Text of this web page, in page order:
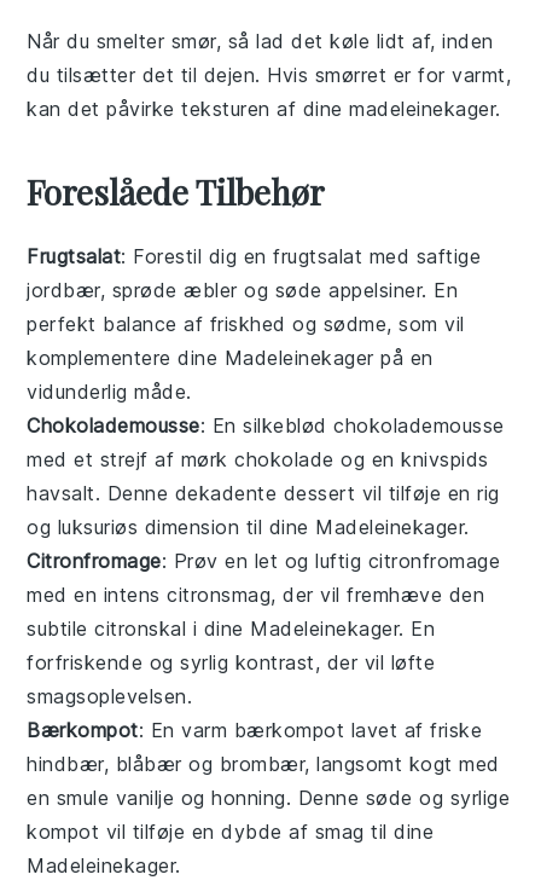
Når du smelter smør, så lad det køle lidt af, inden
du tilsætter det til dejen. Hvis smørret er for varmt,
kan det påvirke teksturen af dinemadeleinekager.
Foreslåede Tilbehør
Frugtsalat: Forestil dig enfrugtsalat med saftige
jordbær, sprødeæbler og sødeappelsiner. En
perfekt balance af friskhed og sødme, som vil
komplementere dine Madeleinekager på en
vidunderlig måde.
Chokolademousse: En silkeblødchokolademousse
med et strejf af mørk chokolade og en knivspids
havsalt. Denne dekadente dessert vil tilføje en rig
og luksuriøs dimension til dine Madeleinekager.
Citronfromage: Prøv en let og luftig citronfromage
med en intenscitronsmag, der vil fremhæve den
subtilecitronskal i dine Madeleinekager. En
forfriskende og syrlig kontrast, der vil løfte
smagsoplevelsen.
Bærkompot: En varm bærkompot lavet af friske
hindbær, blåbær og brombær, langsomt kogt med
en smule vanilje oghonning. Denne søde og syrlige
kompot vil tilføje en dybde af smag til dine
Madeleinekager.